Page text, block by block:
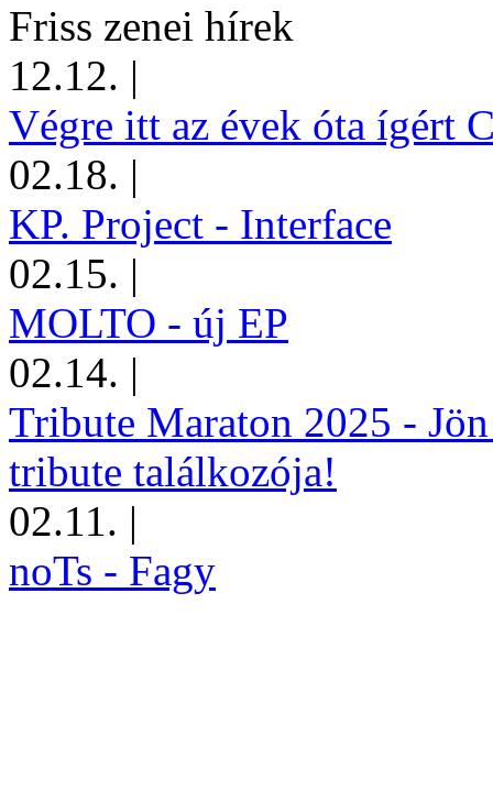
Friss zenei hírek
12.12. |
Végre itt az évek óta ígért
02.18. |
KP. Project - Interface
02.15. |
MOLTO - új EP
02.14. |
Tribute Maraton 2025 -
tribute találkozója!
02.11. |
noTs - Fagy